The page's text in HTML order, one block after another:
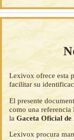
Lexivox ofrece esta
facilitar su
El presente
como una
laGaceta Oficial de
Lexivox procura